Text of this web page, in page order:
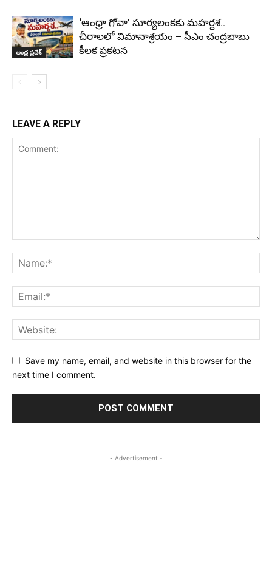
ఆంధ్ర ప్రదేశ్
‘ఆంధ్రా గోవా’ సూర్యలంకకు మహర్దశ..
చీరాలలో విమానాశ్రయం – సీఎం చంద్రబాబు
కీలక ప్రకటన
LEAVE A REPLY
Save my name, email, and website in this browser for the
next time I comment.
- Advertisement -